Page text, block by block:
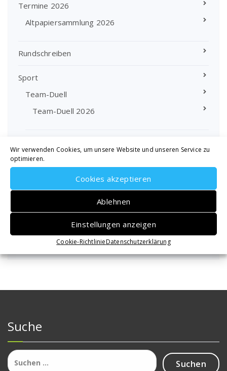
Wir verwenden Cookies, um unsere Website und unseren Service zu
optimieren.
Cookies akzeptieren
Ablehnen
Einstellungen anzeigen
Cookie-RichtlinieDatenschutzerklärung
Termine 2026
Altpapiersammlung 2026
Rundschreiben
Sport
Team-Duell
Team-Duell 2026
Beitragsarchiv
Suche
Suchen
nach: